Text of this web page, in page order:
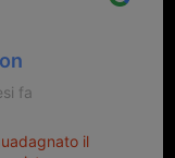
fa
il